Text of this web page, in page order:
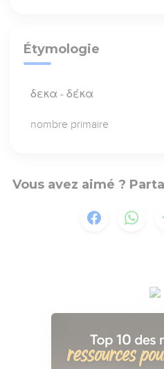
Étymologie
δεκα - δέκα
nombre primaire
Vous avez aimé ?